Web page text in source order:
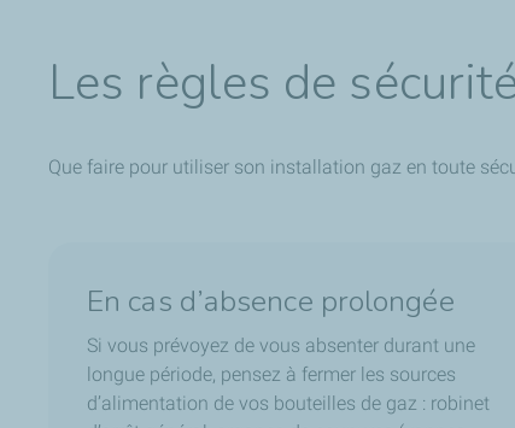
Les règles de
Que faire pour utiliser son installation gaz en toute
En cas d’absence prolongée
Si vous prévoyez de vous absenter durant une
longue période, pensez à fermer les sources
d’alimentation de vos bouteilles de gaz : robinet